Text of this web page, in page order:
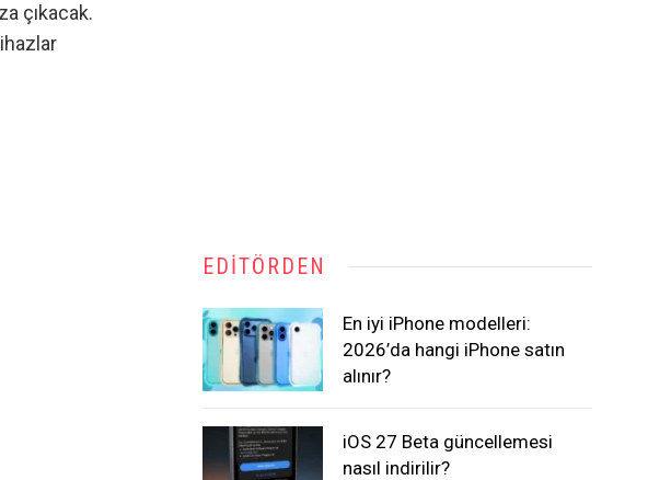
çıkacak.
EDITÖRDEN
En iyi iPhone modelleri:
2026’da hangi iPhone satın
alınır?
iOS 27 Beta güncellemesi
nasıl indirilir?